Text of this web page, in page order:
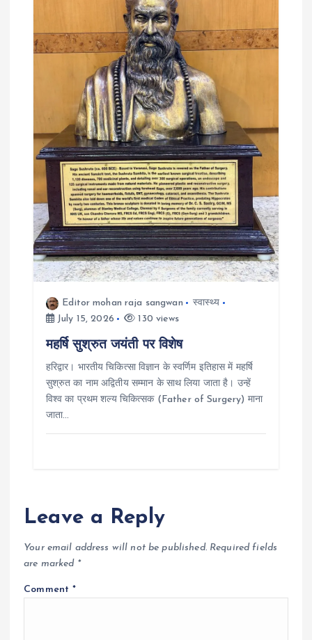
Editor mohan raja sangwan
स्वास्थ्य
July 15, 2026
130 views
महर्षि सुश्रुत जयंती पर विशेष
हरिद्वार। भारतीय चिकित्सा विज्ञान के स्वर्णिम इतिहास में महर्षि
सुश्रुत का नाम अद्वितीय सम्मान के साथ लिया जाता है। उन्हें
विश्व का प्रथम शल्य चिकित्सक (Father of Surgery) माना
जाता…
Leave a Reply
Your email address will not be published. Required fields
are marked *
Comment*